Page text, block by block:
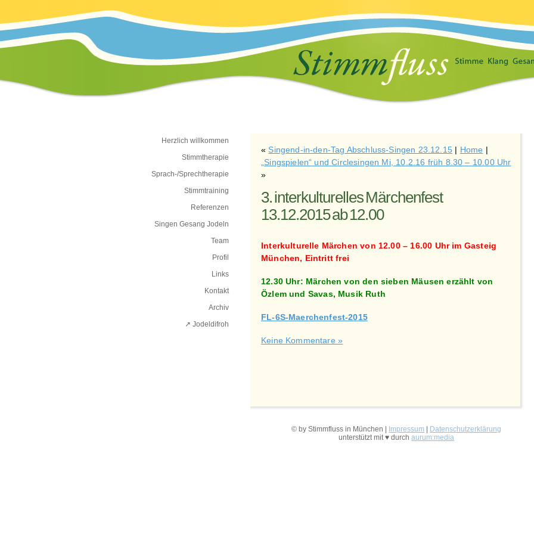
Herzlich willkommen
Stimmtherapie
Sprach-/Sprechtherapie
Stimmtraining
Referenzen
Singen Gesang Jodeln
Team
Profil
Links
Kontakt
Archiv
↗ Jodeldifroh︎
« Singend-in-den-Tag Abschluss-Singen 23.12.15| Home |
„Singspielen“ und Circlesingen Mi, 10.2.16 früh 8.30 – 10.00 Uhr
»
3. interkulturelles Märchenfest
13.12.2015 ab 12.00
Interkulturelle Märchen von 12.00 – 16.00 Uhr im Gasteig
München, Eintritt frei
12.30 Uhr: Märchen von den sieben Mäusen erzählt von
Özlem und Savas, Musik Ruth
FL-6S-Maerchenfest-2015
Keine Kommentare »
© by Stimmfluss in München | Impressum
Datenschutzerklärung
unterstützt mit ♥ durchaurum:media